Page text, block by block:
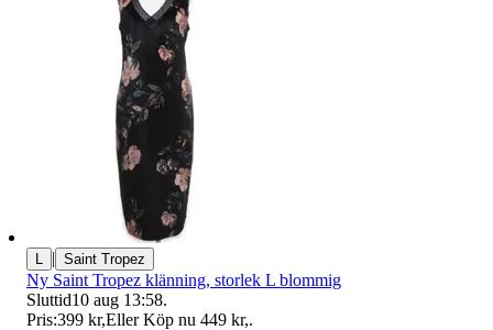
| Saint Tropez
Ny Saint Tropez klänning, storlek L blommig
Sluttid10 aug 13:58.
Pris:399 kr,Eller Köp nu 449 kr,.